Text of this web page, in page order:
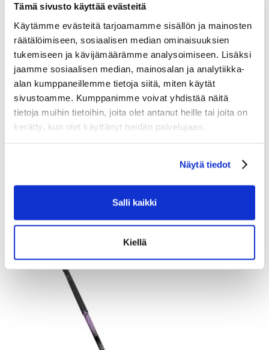
Tämä sivusto käyttää evästeitä
Käytämme evästeitä tarjoamamme sisällön ja mainosten
räätälöimiseen, sosiaalisen median ominaisuuksien
tukemiseen ja kävijämäärämme analysoimiseen. Lisäksi
jaamme sosiaalisen median, mainosalan ja analytiikka-
alan kumppaneillemme tietoja siitä, miten käytät
sivustoamme. Kumppanimme voivat yhdistää näitä
tietoja muihin tietoihin, joita olet antanut heille tai joita on
kerätty, kun olet käyttänyt heidän palvelujaan.
Näytä tiedot
Salli kaikki
Kiellä
Tarkastele tuotetta